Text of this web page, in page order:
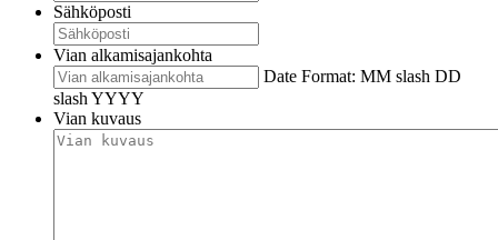
Sähköposti
Vian alkamisajankohta
Date Format: MM slash DD
slash YYYY
Vian kuvaus